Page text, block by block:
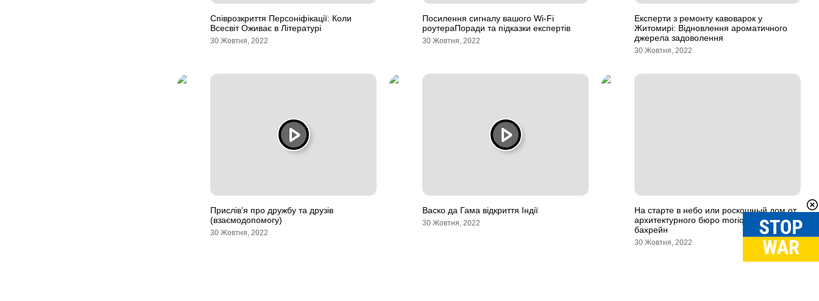
Співрозкриття Персоніфікації: Коли
Всесвіт Оживає в Літературі
30 Жовтня, 2022
Посилення сигналу вашого Wi-Fi
роутераПоради та підказки експертів
30 Жовтня, 2022
Експерти з ремонту кавоварок у
Житомирі: Відновлення ароматичного
джерела задоволення
30 Жовтня, 2022
Прислів’я про дружбу та друзів
(взаємодопомогу)
30 Жовтня, 2022
Васко да Гама відкриття Індії
30 Жовтня, 2022
На старте в небо или роскошный дом от
архитектурного бюро moriq, hamala,
бахрейн
30 Жовтня, 2022